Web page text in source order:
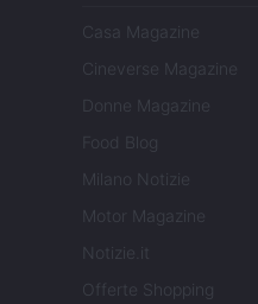
Casa Magazine
Cineverse Magazine
Donne Magazine
Food Blog
Milano Notizie
Motor Magazine
Notizie.it
Offerte Shopping